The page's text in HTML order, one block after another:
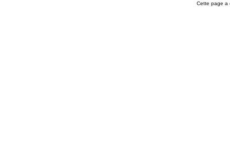
Cette page a